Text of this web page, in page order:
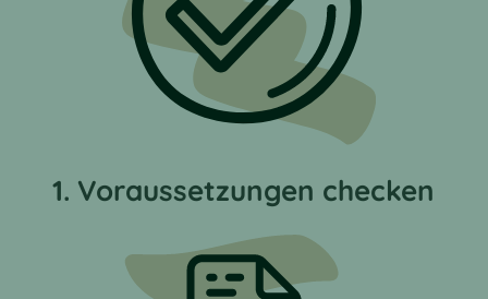
1. Voraussetzungen checken